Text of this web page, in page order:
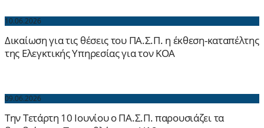
10.06.2026
Δικαίωση για τις θέσεις του ΠΑ.Σ.Π. η έκθεση-καταπέλτης
της Ελεγκτικής Υπηρεσίας για τον ΚΟΑ
09.06.2026
Την Τετάρτη 10 Ιουνίου ο ΠΑ.Σ.Π. παρουσιάζει τα